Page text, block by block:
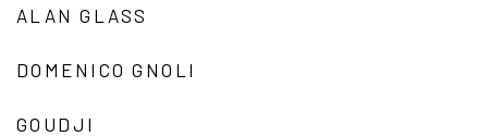
ALAN GLASS
DOMENICO GNOLI
GOUDJI